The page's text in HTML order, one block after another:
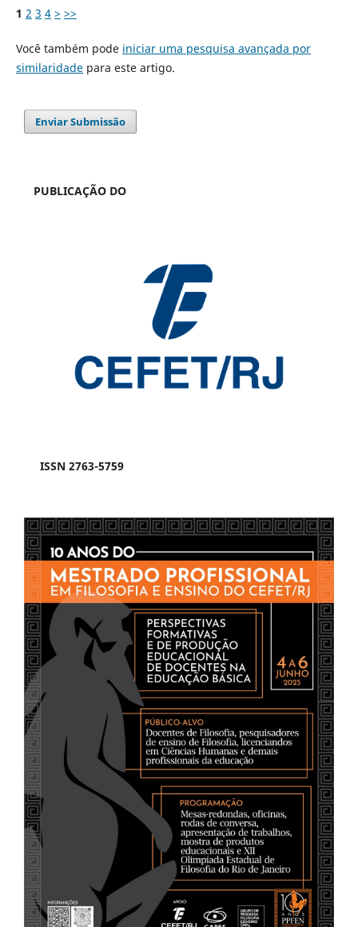
1 2 3 4 > >>
Você também pode iniciar uma pesquisa avançada por
similaridadepara este artigo.
Enviar Submissão
PUBLICAÇÃO DO
ISSN 2763-5759